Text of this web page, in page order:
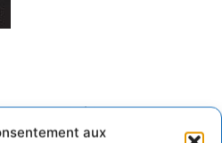
aux
14 juillet 2010 à 16h09
toxique : des substances aux